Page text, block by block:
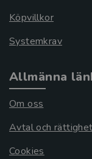
Köpvillkor
Systemkrav
Allmänna
Om oss
Avtal och
Cookies